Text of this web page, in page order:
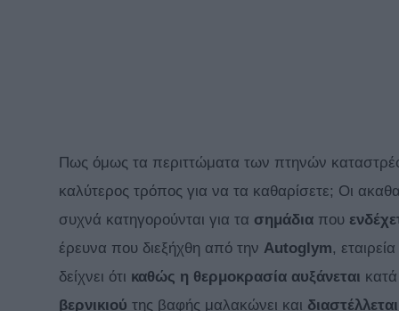
Πως όμως τα περιττώματα των πτηνών
καλύτερος τρόπος για να τα καθαρίσετε; Οι
συχνά κατηγορούνται για τα σημάδια που
έρευνα που διεξήχθη από την Autoglym,
δείχνει ότι καθώς η θερμοκρασία αυξάνεται
βερνικιού της βαφής μαλακώνει και